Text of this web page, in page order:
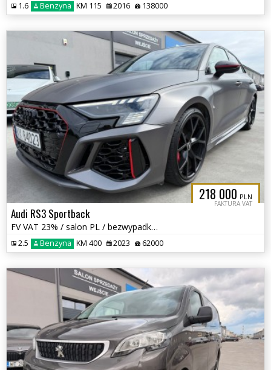
1.6 Benzyna KM 115 2016 138000
218 000 PLN
FAKTURA VAT
Audi RS3 Sportback
FV VAT 23% / salon PL / bezwypadkowy / szary mat / PPF / roczna gwar /
2.5 Benzyna KM 400 2023 62000